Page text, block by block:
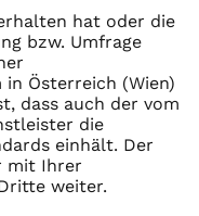
hat oder die
bzw. Umfrage
Österreich (Wien)
dass auch der vom
die
einhält. Der
mit Ihrer
weiter.